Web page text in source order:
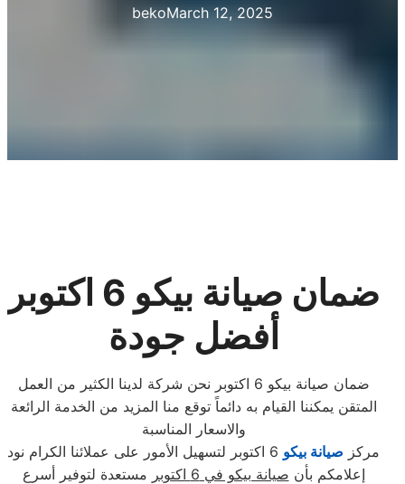
bekoMarch 12, 2025
ضمان صيانة بيكو 6 اكتوبر
أفضل جودة
ضمان صيانة بيكو 6 اكتوبر نحن شركة لدينا الكثير من العمل
المتقن يمكننا القيام به دائماً توقع منا المزيد من الخدمة الرائعة
والاسعار المناسبة
مركز صيانة بيكو
6 اكتوبر لتسهيل الأمور على عملائنا الكرام نود
إعلامكم بأن صيانة بيكو في 6 اكتوبر
مستعدة لتوفير أسرع